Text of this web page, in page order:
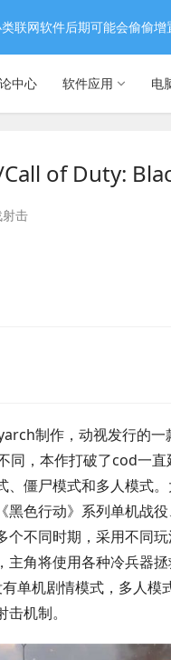
中心 软件应用 电
of Duty:
击
制作，动视发行的
同，本作打破了cod一
僵尸模式和多人模式
黑色行动》系列单机战
不同时期，采用不同
角将使用各种冷兵器
单机剧情模式，多人
机制。
联网软件后期可能会偷偷